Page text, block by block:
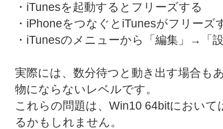
・iTunesを起動するとフリーズする
・iPhoneをつなぐとiTunesがフリーズ
・iTunesのメニューから「編集」→「
実際には、数分待つと動き出す場合も
物にならないレベルです。
これらの問題は、Win10 64bitにおい
るかもしれません。